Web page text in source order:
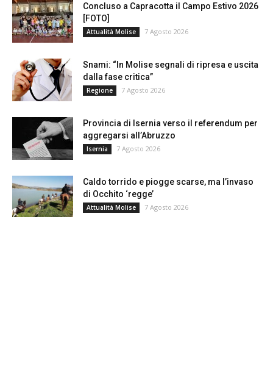
Concluso a Capracotta il Campo Estivo 2026
[FOTO]
Attualità Molise 7 Agosto 2026
Snami: “In Molise segnali di ripresa e uscita
dalla fase critica”
Regione 7 Agosto 2026
Provincia di Isernia verso il referendum per
aggregarsi all’Abruzzo
Isernia 7 Agosto 2026
Caldo torrido e piogge scarse, ma l’invaso
di Occhito ‘regge’
Attualità Molise 7 Agosto 2026